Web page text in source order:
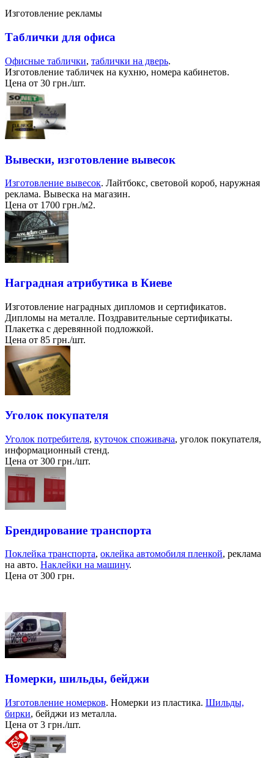
Изготовление рекламы
Таблички для офиса
Офисные таблички, таблички на дверь.
Изготовление табличек на кухню, номера кабинетов.
Цена от 30 грн./шт.
Вывески, изготовление вывесок
Изготовление вывесок. Лайтбокс, световой короб, наружная
реклама. Вывеска на магазин.
Цена от 1700 грн./м2.
Наградная атрибутика в Киеве
Изготовление наградных дипломов и сертификатов.
Дипломы на металле. Поздравительные сертификаты.
Плакетка с деревянной подложкой.
Цена от 85 грн./шт.
Уголок покупателя
Уголок потребителя, куточок споживача, уголок покупателя,
информационный стенд.
Цена от 300 грн./шт.
Брендирование транспорта
Поклейка транспорта, оклейка автомобиля пленкой, реклама
на авто. Наклейки на машину.
Цена от 300 грн.
Номерки, шильды, бейджи
Изготовление номерков. Номерки из пластика. Шильды,
бирки, бейджи из металла.
Цена от 3 грн./шт.